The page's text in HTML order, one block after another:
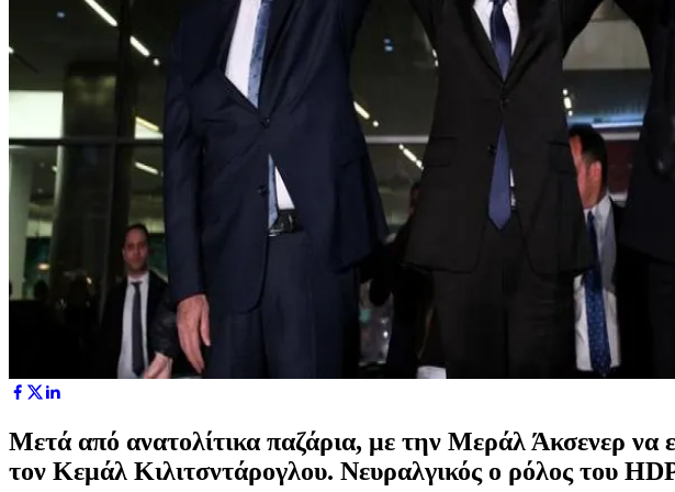
Μετά από ανατολίτικα παζάρια, με την Μεράλ Άκσενερ να
τον Κεμάλ Κιλιτσντάρογλου. Νευραλγικός ο ρόλος του